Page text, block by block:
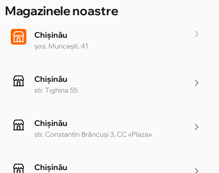
Magazinele noastre
Chișinău
șos. Muncești, 41
Chișinău
str. Tighina 55
Chișinău
str. Constantin Brâncuși 3, CC «Plaza»
Chișinău